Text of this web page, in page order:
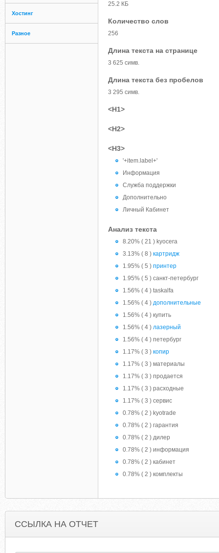
Хостинг
Разное
25.2 КБ
Количество слов
256
Длина текста на странице
3 625 симв.
Длина текста без пробелов
3 295 симв.
<H1>
<H2>
<H3>
'+item.label+'
Информация
Служба поддержки
Дополнительно
Личный Кабинет
Анализ текста
8.20% ( 21 ) kyocera
3.13% ( 8 ) картридж
1.95% ( 5 ) принтер
1.95% ( 5 ) санкт-петербург
1.56% ( 4 ) taskalfa
1.56% ( 4 ) дополнительные
1.56% ( 4 ) купить
1.56% ( 4 ) лазерный
1.56% ( 4 ) петербург
1.17% ( 3 ) копир
1.17% ( 3 ) материалы
1.17% ( 3 ) продается
1.17% ( 3 ) расходные
1.17% ( 3 ) сервис
0.78% ( 2 ) kyotrade
0.78% ( 2 ) гарантия
0.78% ( 2 ) дилер
0.78% ( 2 ) информация
0.78% ( 2 ) кабинет
0.78% ( 2 ) комплекты
ССЫЛКА НА ОТЧЕТ